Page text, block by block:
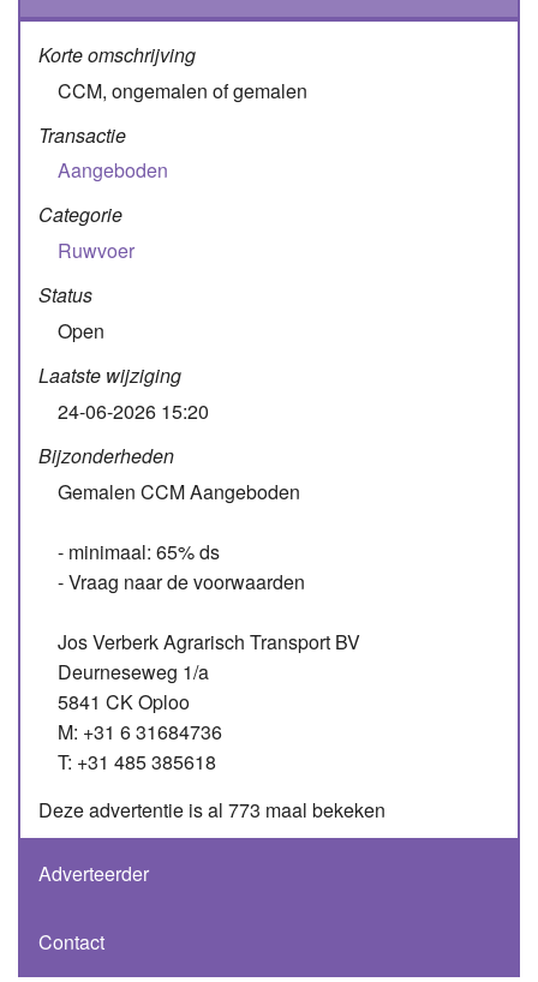
Korte omschrijving
CCM, ongemalen of gemalen
Transactie
Aangeboden
Categorie
Ruwvoer
Status
Open
Laatste wijziging
24-06-2026 15:20
Bijzonderheden
Gemalen CCM Aangeboden
- minimaal: 65% ds
- Vraag naar de voorwaarden
Jos Verberk Agrarisch Transport BV
Deurneseweg 1/a
5841 CK Oploo
M: +31 6 31684736
T: +31 485 385618
Deze advertentie is al 773 maal bekeken
Adverteerder
Contact